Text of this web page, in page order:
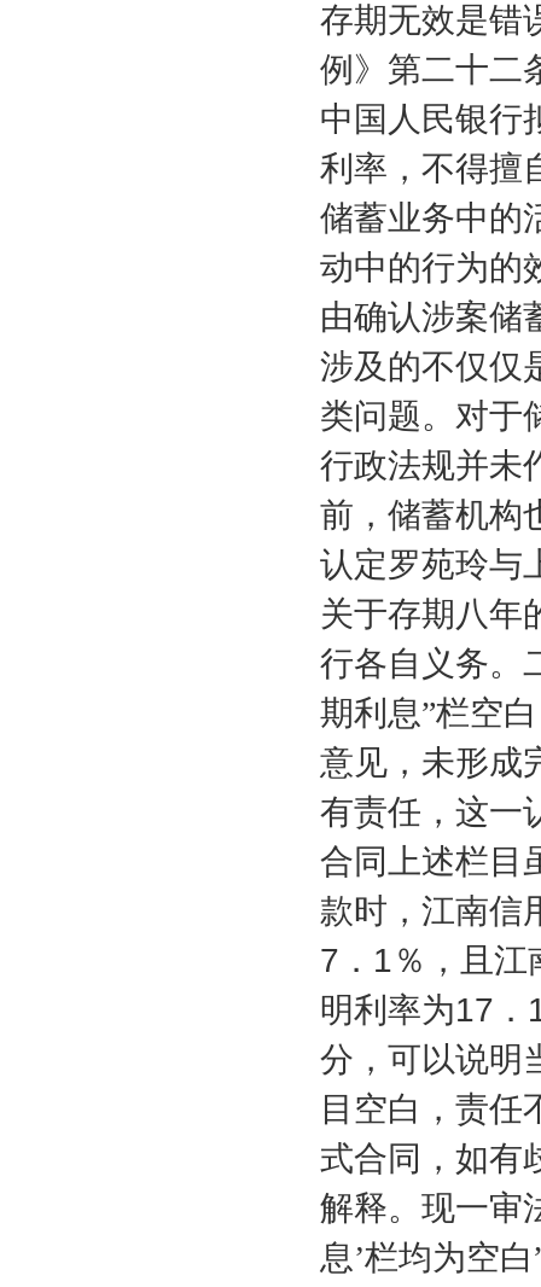
存期无效是错
例》第二十二
中国人民银行
利率，不得擅
储蓄业务中的
动中的行为的
由确认涉案储
涉及的不仅仅
类问题。对于
行政法规并未
前，储蓄机构
认定罗苑玲与
关于存期八年
行各自义务。
期利息”栏空
意见，未形成
有责任，这一
合同上述栏目
款时，江南信
7 ． 1％，且
明利率为17 ．
分，可以说明
目空白，责任
式合同，如有
解释。现一审
息’栏均为空